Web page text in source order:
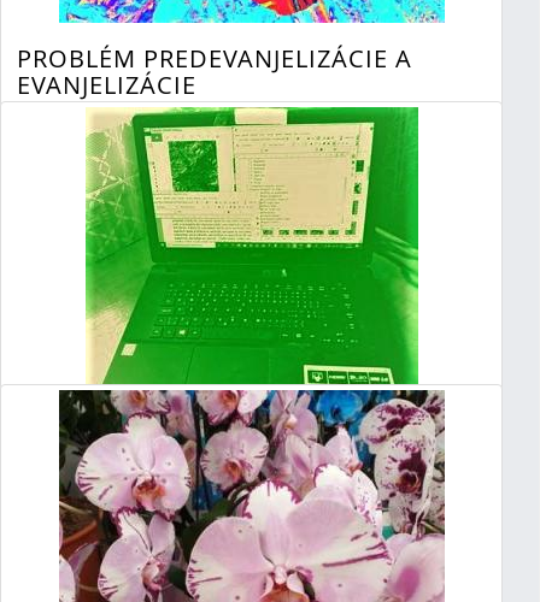
PROBLÉM PREDEVANJELIZÁCIE A
EVANJELIZÁCIE
Mnohým kresťanom leží na srdci spása ich blížnych. Preto
sa snažia robiť predevanjelizáciu a evanjelizáciu. Ako ich
možno robiť účinnejšie?...
Čítaj ďalej»
napísal Miroslav Priecel
12.3.2021 13:59
0 Komentáre
KRESŤANSKÉ BLOGOVANIE
Výrazným fenoménom súčasnosti je internet. Jeho
súčasťou je aj blogovanie. Ako môže blogovať kresťan?...
Čítaj ďalej»
napísal Miroslav Priecel
10.3.2021 10:02